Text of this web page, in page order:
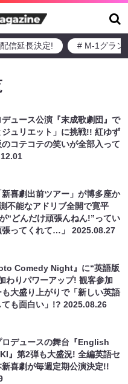
信延長決定! # M-1グラン
ュース公演『末成歌劇団』で
ジュリエット」に挑戦!! 紅ゆず
コテコテの笑いが全部入って
喜劇出前ツアー」が博多座か
不能なアドリブ全開で寛平
“どんだけ頑張んねん!”ってい
張ってくれて…」2025.08.27
Comedy Night』に“英語版
わりパワーアップ! 観客参加
大盛り上がりで「新しい英語
ても面白い」!?2025.08.26
ロデュースの舞台『English
』第2弾も大盛況! 全編英語セ
新喜劇が毎週定期公演決定!!